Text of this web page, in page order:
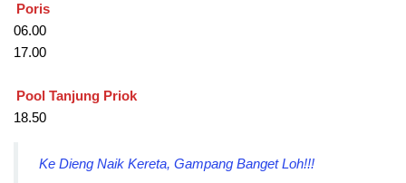
Poris
06.00
17.00
Pool Tanjung Priok
18.50
Ke Dieng Naik Kereta, Gampang Banget Loh!!!